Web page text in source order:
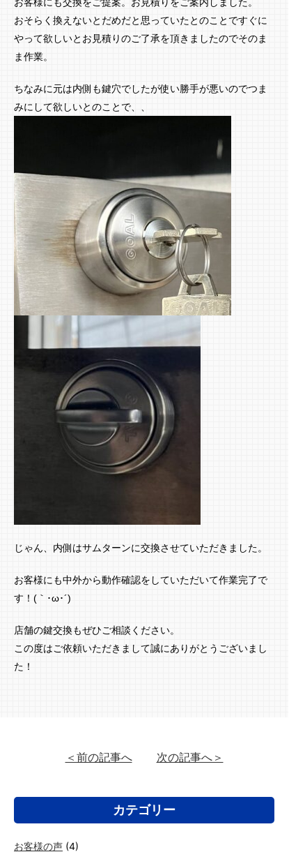
おそらく換えないとだめだと思っていたとのことですぐに
やって欲しいとお見積りのご了承を頂きましたのでそのま
ま作業。
ちなみに元は内側も鍵穴でしたが使い勝手が悪いのでつま
みにして欲しいとのことで、、
じゃん、内側はサムターンに交換させていただきました。
お客様にも中外から動作確認をしていただいて作業完了で
す！(｀･ω･´)ゞ
店舗の鍵交換もぜひご相談ください。
この度はご依頼いただきまして誠にありがとうございまし
た！
＜前の記事へ 次の記事へ＞
カテゴリー
お客様の声 (4)